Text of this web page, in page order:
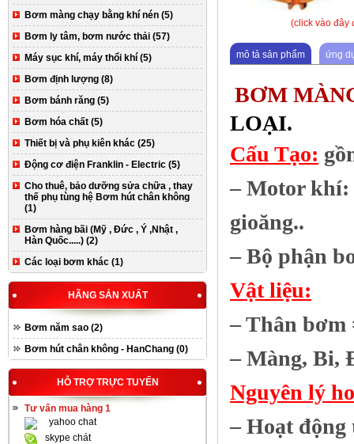
Bơm màng chạy bằng khí nén (5)
Bơm ly tâm, bơm nước thải (57)
Máy sục khí, máy thổi khí (5)
Bơm định lượng (8)
Bơm bánh răng (5)
Bơm hóa chất (5)
Thiết bị và phụ kiên khác (25)
Động cơ điện Franklin - Electric (5)
Cho thuê, bảo dưỡng sửa chữa , thay
thế phụ tùng hệ Bơm hút chân không
(1)
Bơm hàng bãi (Mỹ , Đức , Ý ,Nhật ,
Hàn Quốc.....) (2)
Các loại bơm khác (1)
HÃNG SẢN XUẤT
Bơm năm sao (2)
Bơm hút chân không - HanChang (0)
HỖ TRỢ TRỰC TUYẾN
Tư vấn mua hàng 1
yahoo chat
skype chát
(click vào đây
mô tả sản phẩm ứng
BƠM
LOẠI.
Cấu Tạo:
– Motor khí:
gioăng..
– Bộ phận
Vật liệu:
– Thân bơm
– Màng, Bi,
Nguyên lý
– Hoạt